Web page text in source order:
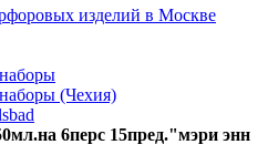
изделий в Москве
(Чехия)
6перс 15пред."мэри энн